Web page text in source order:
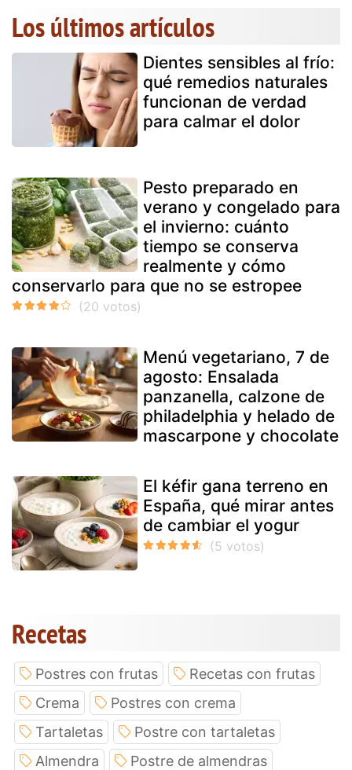
Los últimos artículos
Dientes sensibles al frío:
qué remedios naturales
funcionan de verdad
para calmar el dolor
Pesto preparado en
verano y congelado para
el invierno: cuánto
tiempo se conserva
realmente y cómo
conservarlo para que no se estropee
Menú vegetariano, 7 de
agosto: Ensalada
panzanella, calzone de
philadelphia y helado de
mascarpone y chocolate
El kéfir gana terreno en
España, qué mirar antes
de cambiar el yogur
Recetas
Postres con frutas
Recetas con frutas
Crema
Postres con crema
Tartaletas
Postre con tartaletas
Almendra
Postre de almendras